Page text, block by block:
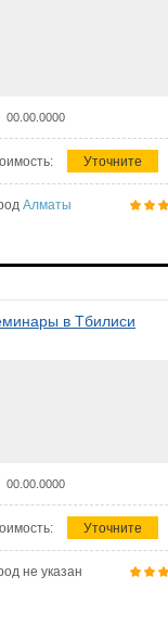
00.00.0000
Уточните
Алматы
в Тбилиси
00.00.0000
Уточните
не указан